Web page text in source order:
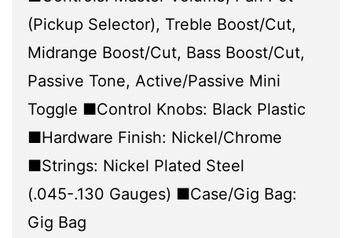
(Pickup Selector), Treble Boost/Cut,
Midrange Boost/Cut, Bass Boost/Cut,
Passive Tone, Active/Passive Mini
Toggle ■Control Knobs: Black Plastic
■Hardware Finish: Nickel/Chrome
■Strings: Nickel Plated Steel
(.045-.130 Gauges) ■Case/Gig Bag:
Gig Bag